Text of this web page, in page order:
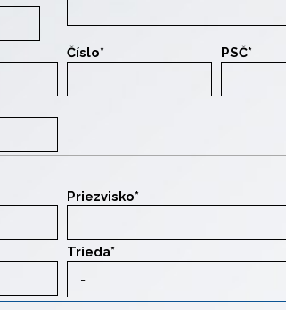
Číslo* PSČ*
Priezvisko*
Trieda*